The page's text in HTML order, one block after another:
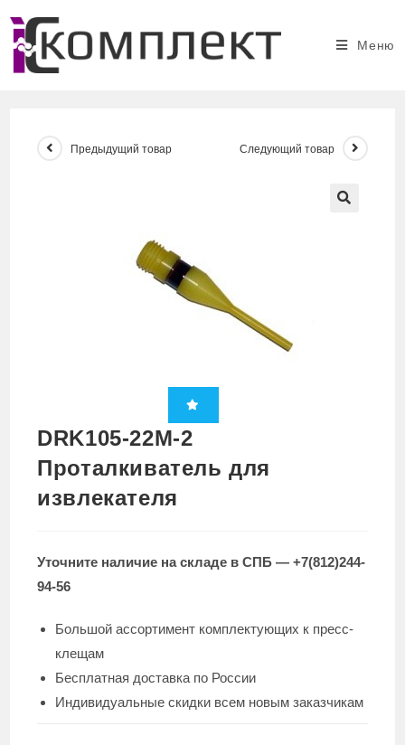
содержимому
Меню
Предыдущий товар Следующий товар
DRK105-22M-2
Проталкиватель для
извлекателя
Уточните наличие на складе в СПБ — +7(812)244-
94-56
Большой ассортимент комплектующих к пресс-
клещам
Бесплатная доставка по России
Индивидуальные скидки всем новым заказчикам